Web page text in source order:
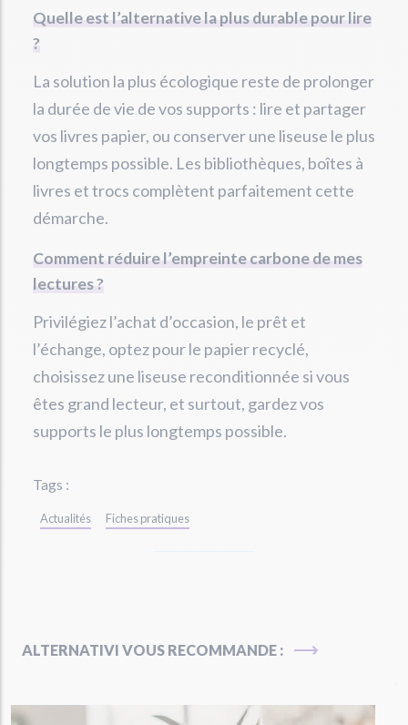
Quelle est l’alternative la plus durable pour lire
?
La solution la plus écologique reste de prolonger
la durée de vie de vos supports : lire et partager
vos livres papier, ou conserver une liseuse le plus
longtemps possible. Les bibliothèques, boîtes à
livres et trocs complètent parfaitement cette
démarche.
Comment réduire l’empreinte carbone de mes
lectures ?
Privilégiez l’achat d’occasion, le prêt et
l’échange, optez pour le papier recyclé,
choisissez une liseuse reconditionnée si vous
êtes grand lecteur, et surtout, gardez vos
supports le plus longtemps possible.
Tags :
Actualités Fiches pratiques
ALTERNATIVI VOUS RECOMMANDE :